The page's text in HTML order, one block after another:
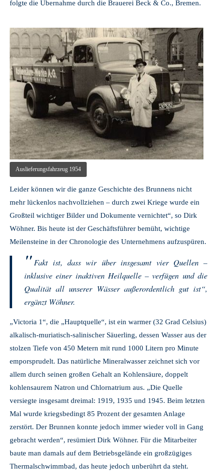
folgte die Übernahme durch die Brauerei Beck & Co., Bremen.
Auslieferungsfahrzeug 1954
Leider können wir die ganze Geschichte des Brunnens nicht
mehr lückenlos nachvollziehen – durch zwei Kriege wurde ein
Großteil wichtiger Bilder und Dokumente vernichtet“, so Dirk
Wöhner. Bis heute ist der Geschäftsführer bemüht, wichtige
Meilensteine in der Chronologie des Unternehmens aufzuspüren.
Fakt ist, dass wir über insgesamt vier Quellen –
inklusive einer inaktiven Heilquelle – verfügen und die
Qualität all unserer Wässer außerordentlich gut ist“,
ergänzt Wöhner.
„Victoria 1“, die „Hauptquelle“, ist ein warmer (32 Grad Celsius)
alkalisch-muriatisch-salinischer Säuerling, dessen Wasser aus der
stolzen Tiefe von 450 Metern mit rund 1000 Litern pro Minute
emporsprudelt. Das natürliche Mineralwasser zeichnet sich vor
allem durch seinen großen Gehalt an Kohlensäure, doppelt
kohlensaurem Natron und Chlornatrium aus. „Die Quelle
versiegte insgesamt dreimal: 1919, 1935 und 1945. Beim letzten
Mal wurde kriegsbedingt 85 Prozent der gesamten Anlage
zerstört. Der Brunnen konnte jedoch immer wieder voll in Gang
gebracht werden“, resümiert Dirk Wöhner. Für die Mitarbeiter
baute man damals auf dem Betriebsgelände ein großzügiges
Thermalschwimmbad, das heute jedoch unberührt da steht.